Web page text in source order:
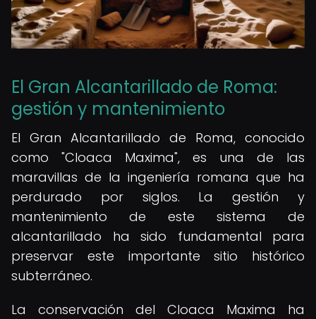
El Gran Alcantarillado de Roma:
gestión y mantenimiento
El Gran Alcantarillado de Roma, conocido
como "Cloaca Maxima", es una de las
maravillas de la ingeniería romana que ha
perdurado por siglos. La gestión y
mantenimiento de este sistema de
alcantarillado ha sido fundamental para
preservar este importante sitio histórico
subterráneo.
La conservación del Cloaca Maxima ha